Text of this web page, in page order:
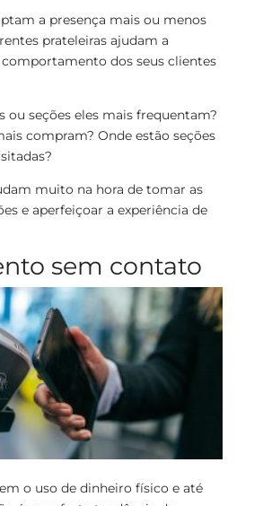
a presença mais ou menos
prateleiras ajudam a
dos seus clientes
ou seções eles mais frequentam?
compram? Onde estão seções
muito na hora de tomar as
e aperfeiçoar a experiência de
sem contato
o uso de dinheiro físico e até